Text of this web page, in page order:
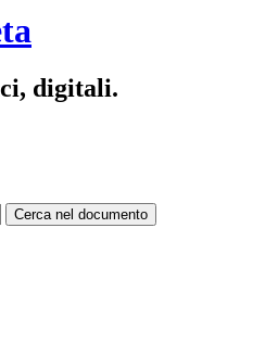
digitali.
Cerca nel documento